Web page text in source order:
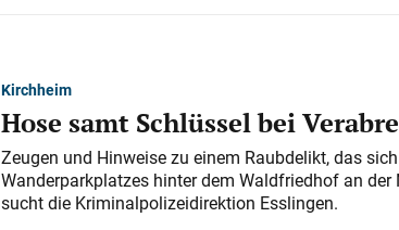
Kirchheim
Hose samt Schlüssel bei
Zeugen und Hinweise zu einem Raubdelikt, das
Wanderparkplatzes hinter dem Waldfriedhof an
sucht die Kriminalpolizeidirektion Esslingen.